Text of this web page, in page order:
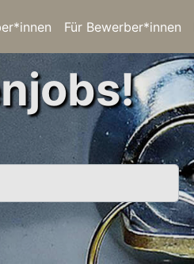
Für Bewerber*innen